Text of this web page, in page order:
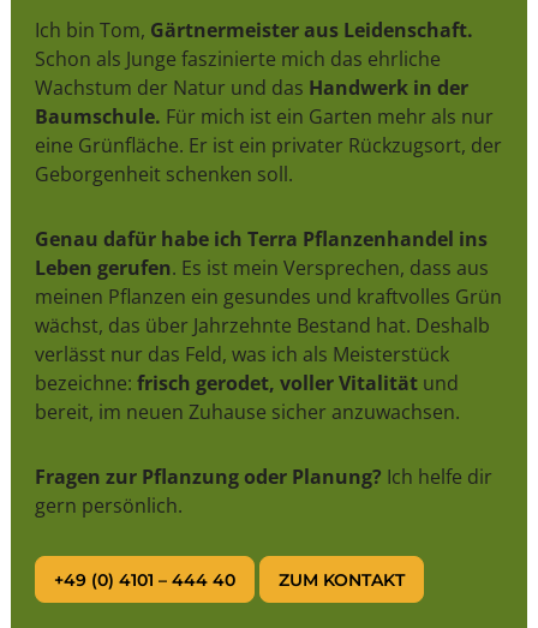
Ich bin Tom, Gärtnermeister aus Leidenschaft.
Schon als Junge faszinierte mich das ehrliche
Wachstum der Natur und das Handwerk in der
Baumschule. Für mich ist ein Garten mehr als nur
eine Grünfläche. Er ist ein privater Rückzugsort, der
Geborgenheit schenken soll.
Genau dafür habe ich Terra Pflanzenhandel ins
Leben gerufen. Es ist mein Versprechen, dass aus
meinen Pflanzen ein gesundes und kraftvolles Grün
wächst, das über Jahrzehnte Bestand hat. Deshalb
verlässt nur das Feld, was ich als Meisterstück
bezeichne: frisch gerodet, voller Vitalitätund
bereit, im neuen Zuhause sicher anzuwachsen.
Fragen zur Pflanzung oder Planung? Ich helfe dir
gern persönlich.
+49 (0) 4101 – 444 40 ZUM KONTAKT